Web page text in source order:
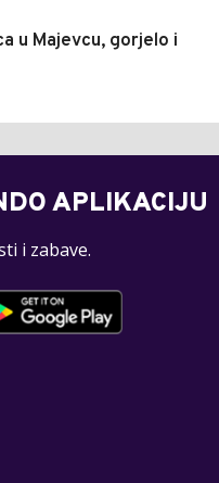
u Majevcu, gorjelo i
APLIKACIJU
i zabave.